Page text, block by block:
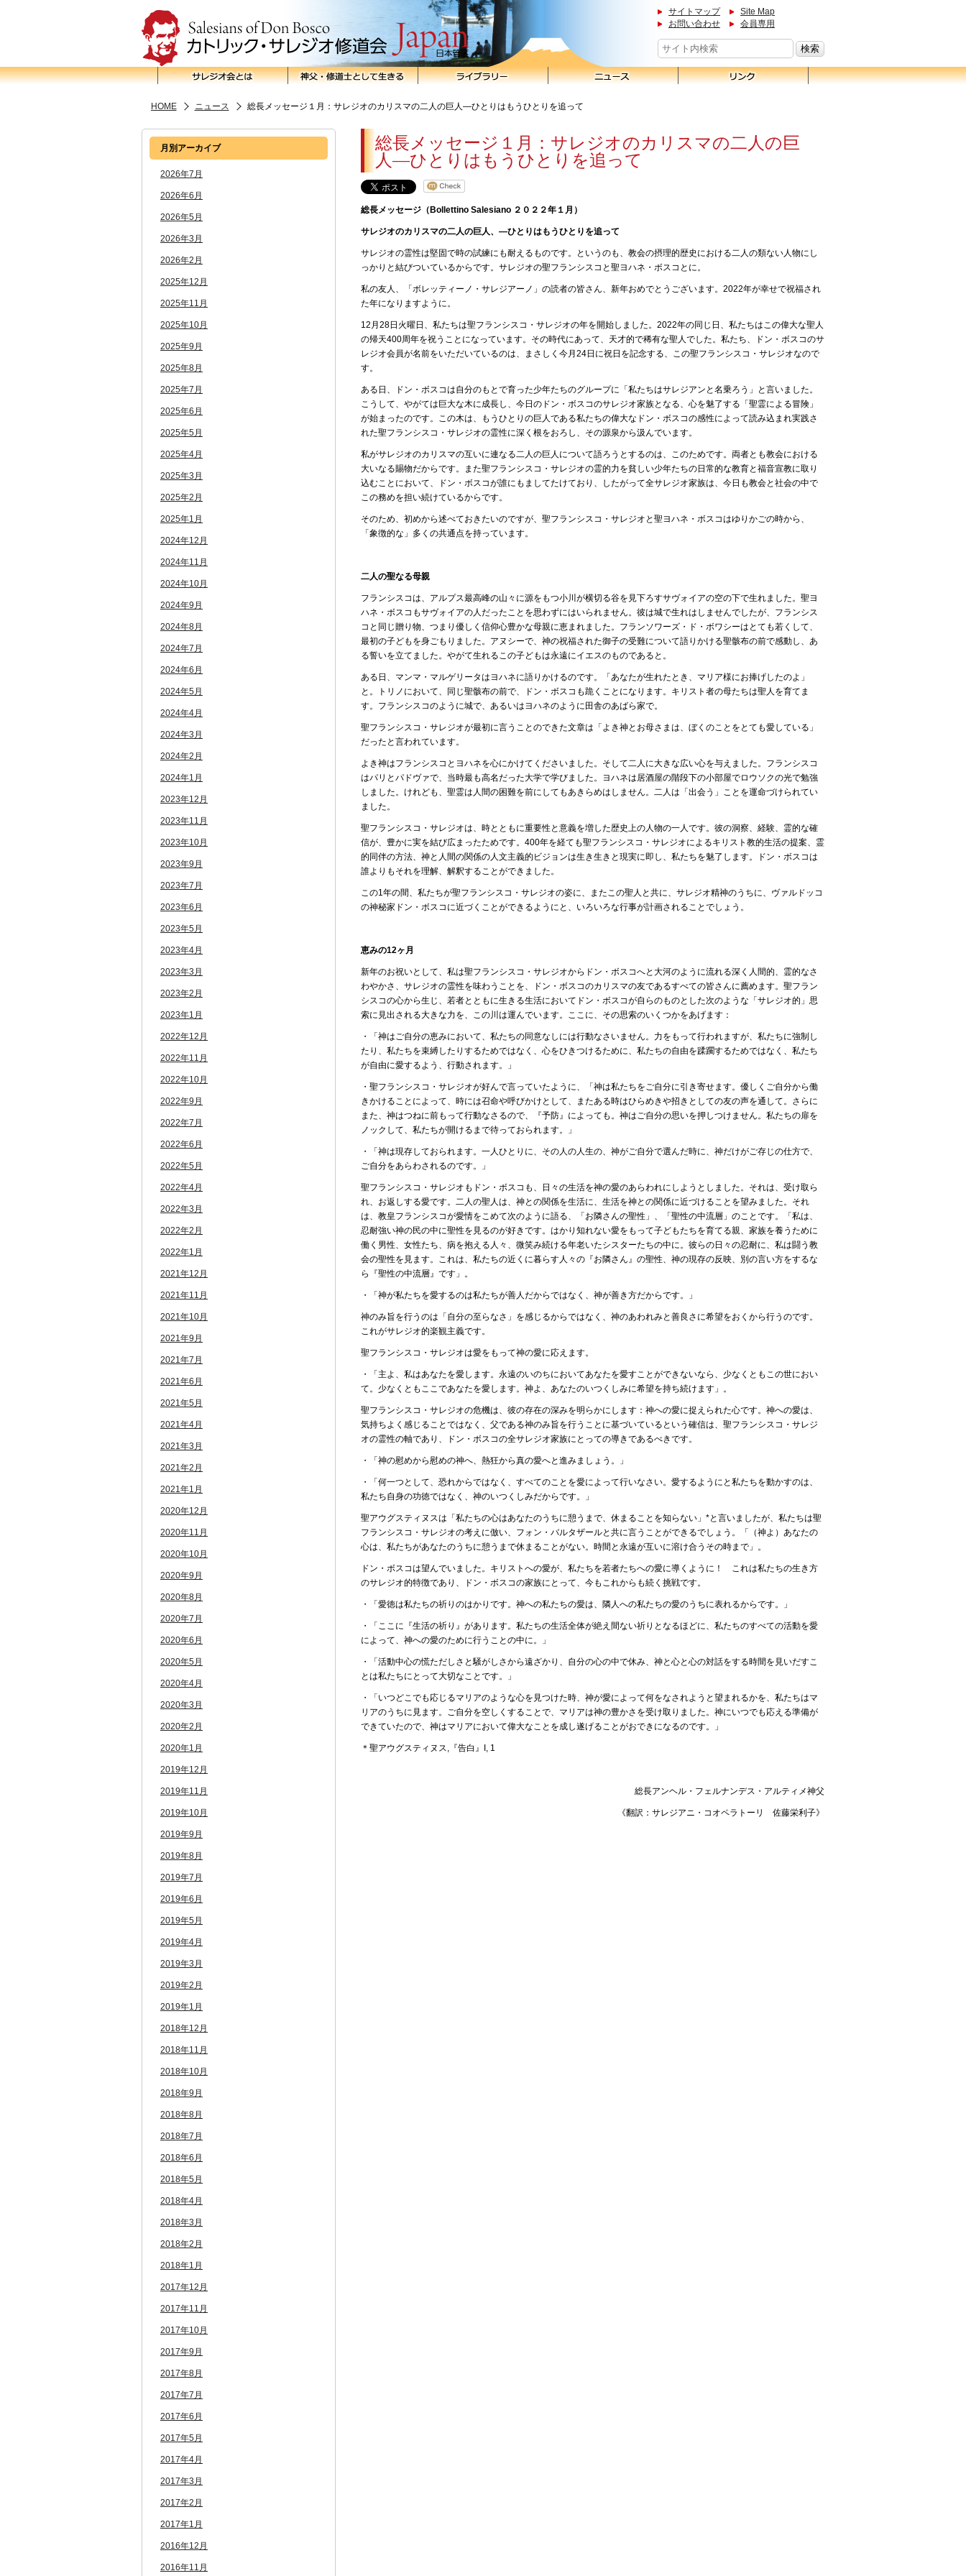
サイトマップ
Site Map
お問い合わせ
会員専用
HOME ニュース 総長メッセージ１月：サレジオのカリスマの二人の巨人―ひとりはもうひとりを追って
月別アーカイブ
2026年7月
2026年6月
2026年5月
2026年3月
2026年2月
2025年12月
2025年11月
2025年10月
2025年9月
2025年8月
2025年7月
2025年6月
2025年5月
2025年4月
2025年3月
2025年2月
2025年1月
2024年12月
2024年11月
2024年10月
2024年9月
2024年8月
2024年7月
2024年6月
2024年5月
2024年4月
2024年3月
2024年2月
2024年1月
2023年12月
2023年11月
2023年10月
2023年9月
2023年7月
2023年6月
2023年5月
2023年4月
2023年3月
2023年2月
2023年1月
2022年12月
2022年11月
2022年10月
2022年9月
2022年7月
2022年6月
2022年5月
2022年4月
2022年3月
2022年2月
2022年1月
2021年12月
2021年11月
2021年10月
2021年9月
2021年7月
2021年6月
2021年5月
2021年4月
2021年3月
2021年2月
2021年1月
2020年12月
2020年11月
2020年10月
2020年9月
2020年8月
2020年7月
2020年6月
2020年5月
2020年4月
2020年3月
2020年2月
2020年1月
2019年12月
2019年11月
2019年10月
2019年9月
2019年8月
2019年7月
2019年6月
2019年5月
2019年4月
2019年3月
2019年2月
2019年1月
2018年12月
2018年11月
2018年10月
2018年9月
2018年8月
2018年7月
2018年6月
2018年5月
2018年4月
2018年3月
2018年2月
2018年1月
2017年12月
2017年11月
2017年10月
2017年9月
2017年8月
2017年7月
2017年6月
2017年5月
2017年4月
2017年3月
2017年2月
2017年1月
2016年12月
2016年11月
総長メッセージ１月：サレジオのカリスマの二人の巨
人―ひとりはもうひとりを追って
総長メッセージ（ Bollettino Salesiano ２０２２年１月）
サレジオのカリスマの二人の巨人、 ―ひとりはもうひとりを追って
サレジオの霊性は堅固で時の試練にも耐えるものです。というのも、教会の摂理的歴史における二人の類ない人物にし
っかりと結びついているからです。サレジオの聖フランシスコと聖ヨハネ・ボスコとに。
私の友人、「ボレッティーノ・サレジアーノ」の読者の皆さん、新年おめでとうございます。2022年が幸せで祝福され
た年になりますように。
12月28日火曜日、私たちは聖フランシスコ・サレジオの年を開始しました。2022年の同じ日、私たちはこの偉大な聖人
の帰天400周年を祝うことになっています。その時代にあって、天才的で稀有な聖人でした。私たち、ドン・ボスコのサ
レジオ会員が名前をいただいているのは、まさしく今月24日に祝日を記念する、この聖フランシスコ・サレジオなので
す。
ある日、ドン・ボスコは自分のもとで育った少年たちのグループに「私たちはサレジアンと名乗ろう」と言いました。
こうして、やがては巨大な木に成長し、今日のドン・ボスコのサレジオ家族となる、心を魅了する「聖霊による冒険」
が始まったのです。この木は、もうひとりの巨人である私たちの偉大なドン・ボスコの感性によって読み込まれ実践さ
れた聖フランシスコ・サレジオの霊性に深く根をおろし、その源泉から汲んでいます。
私がサレジオのカリスマの互いに連なる二人の巨人について語ろうとするのは、このためです。両者とも教会における
大いなる賜物だからです。また聖フランシスコ・サレジオの霊的力を貧しい少年たちの日常的な教育と福音宣教に取り
込むことにおいて、ドン・ボスコが誰にもましてたけており、したがって全サレジオ家族は、今日も教会と社会の中で
この務めを担い続けているからです。
そのため、初めから述べておきたいのですが、聖フランシスコ・サレジオと聖ヨハネ・ボスコはゆりかごの時から、
「象徴的な」多くの共通点を持っています。
二人の聖なる母親
フランシスコは、アルプス最高峰の山々に源をもつ小川が横切る谷を見下ろすサヴォイアの空の下で生れました。聖ヨ
ハネ・ボスコもサヴォイアの人だったことを思わずにはいられません。彼は城で生れはしませんでしたが、フランシス
コと同じ贈り物、つまり優しく信仰心豊かな母親に恵まれました。フランソワーズ・ド・ボワシーはとても若くして、
最初の子どもを身ごもりました。アヌシーで、神の祝福された御子の受難について語りかける聖骸布の前で感動し、あ
る誓いを立てました。やがて生れるこの子どもは永遠にイエスのものであると。
ある日、マンマ・マルゲリータはヨハネに語りかけるのです。「あなたが生れたとき、マリア様にお捧げしたのよ」
と。トリノにおいて、同じ聖骸布の前で、ドン・ボスコも跪くことになります。キリスト者の母たちは聖人を育てま
す。フランシスコのように城で、あるいはヨハネのように田舎のあばら家で。
聖フランシスコ・サレジオが最初に言うことのできた文章は「よき神とお母さまは、ぼくのことをとても愛している」
だったと言われています。
よき神はフランシスコとヨハネを心にかけてくださいました。そして二人に大きな広い心を与えました。フランシスコ
はパリとパドヴァで、当時最も高名だった大学で学びました。ヨハネは居酒屋の階段下の小部屋でロウソクの光で勉強
しました。けれども、聖霊は人間の困難を前にしてもあきらめはしません。二人は「出会う」ことを運命づけられてい
ました。
聖フランシスコ・サレジオは、時とともに重要性と意義を増した歴史上の人物の一人です。彼の洞察、経験、霊的な確
信が、豊かに実を結び広まったためです。400年を経ても聖フランシスコ・サレジオによるキリスト教的生活の提案、霊
的同伴の方法、神と人間の関係の人文主義的ビジョンは生き生きと現実に即し、私たちを魅了します。ドン・ボスコは
誰よりもそれを理解、解釈することができました。
この1年の間、私たちが聖フランシスコ・サレジオの姿に、またこの聖人と共に、サレジオ精神のうちに、ヴァルドッコ
の神秘家ドン・ボスコに近づくことができるようにと、いろいろな行事が計画されることでしょう。
恵みの12ヶ月
新年のお祝いとして、私は聖フランシスコ・サレジオからドン・ボスコへと大河のように流れる深く人間的、霊的なさ
わやかさ、サレジオの霊性を味わうことを、ドン・ボスコのカリスマの友であるすべての皆さんに薦めます。聖フラン
シスコの心から生じ、若者とともに生きる生活においてドン・ボスコが自らのものとした次のような「サレジオ的」思
索に見出される大きな力を、この川は運んでいます。ここに、その思索のいくつかをあげます：
・「神はご自分の恵みにおいて、私たちの同意なしには行動なさいません。力をもって行われますが、私たちに強制し
たり、私たちを束縛したりするためではなく、心をひきつけるために、私たちの自由を蹂躙するためではなく、私たち
が自由に愛するよう、行動されます。」
・聖フランシスコ・サレジオが好んで言っていたように、「神は私たちをご自分に引き寄せます。優しくご自分から働
きかけることによって、時には召命や呼びかけとして、またある時はひらめきや招きとしての友の声を通して。さらに
また、神はつねに前もって行動なさるので、『予防』によっても。神はご自分の思いを押しつけません。私たちの扉を
ノックして、私たちが開けるまで待っておられます。」
・「神は現存しておられます。一人ひとりに、その人の人生の、神がご自分で選んだ時に、神だけがご存じの仕方で、
ご自分をあらわされるのです。」
聖フランシスコ・サレジオもドン・ボスコも、日々の生活を神の愛のあらわれにしようとしました。それは、受け取ら
れ、お返しする愛です。二人の聖人は、神との関係を生活に、生活を神との関係に近づけることを望みました。それ
は、教皇フランシスコが愛情をこめて次のように語る、「お隣さんの聖性」、「聖性の中流層」のことです。「私は、
忍耐強い神の民の中に聖性を見るのが好きです。はかり知れない愛をもって子どもたちを育てる親、家族を養うために
働く男性、女性たち、病を抱える人々、微笑み続ける年老いたシスターたちの中に。彼らの日々の忍耐に、私は闘う教
会の聖性を見ます。これは、私たちの近くに暮らす人々の『お隣さん』の聖性、神の現存の反映、別の言い方をするな
ら『聖性の中流層』です」。
・「神が私たちを愛するのは私たちが善人だからではなく、神が善き方だからです。」
神のみ旨を行うのは「自分の至らなさ」を感じるからではなく、神のあわれみと善良さに希望をおくから行うのです。
これがサレジオ的楽観主義です。
聖フランシスコ・サレジオは愛をもって神の愛に応えます。
・「主よ、私はあなたを愛します。永遠のいのちにおいてあなたを愛すことができないなら、少なくともこの世におい
て。少なくともここであなたを愛します。神よ、あなたのいつくしみに希望を持ち続けます」。
聖フランシスコ・サレジオの危機は、彼の存在の深みを明らかにします：神への愛に捉えられた心です。神への愛は、
気持ちよく感じることではなく、父である神のみ旨を行うことに基づいているという確信は、聖フランシスコ・サレジ
オの霊性の軸であり、ドン・ボスコの全サレジオ家族にとっての導きであるべきです。
・「神の慰めから慰めの神へ、熱狂から真の愛へと進みましょう。」
・「何一つとして、恐れからではなく、すべてのことを愛によって行いなさい。愛するようにと私たちを動かすのは、
私たち自身の功徳ではなく、神のいつくしみだからです。」
聖アウグスティヌスは「私たちの心はあなたのうちに憩うまで、休まることを知らない」*と言いましたが、私たちは聖
フランシスコ・サレジオの考えに倣い、フォン・バルタザールと共に言うことができるでしょう。「（神よ）あなたの
心は、私たちがあなたのうちに憩うまで休まることがない。時間と永遠が互いに溶け合うその時まで」。
ドン・ボスコは望んでいました。キリストへの愛が、私たちを若者たちへの愛に導くように！ これは私たちの生き方
のサレジオ的特徴であり、ドン・ボスコの家族にとって、今もこれからも続く挑戦です。
・「愛徳は私たちの祈りのはかりです。神への私たちの愛は、隣人への私たちの愛のうちに表れるからです。」
・「ここに『生活の祈り』があります。私たちの生活全体が絶え間ない祈りとなるほどに、私たちのすべての活動を愛
によって、神への愛のために行うことの中に。」
・「活動中心の慌ただしさと騒がしさから遠ざかり、自分の心の中で休み、神と心と心の対話をする時間を見いだすこ
とは私たちにとって大切なことです。」
・「いつどこでも応じるマリアのような心を見つけた時、神が愛によって何をなされようと望まれるかを、私たちはマ
リアのうちに見ます。ご自分を空しくすることで、マリアは神の豊かさを受け取りました。神にいつでも応える準備が
できていたので、神はマリアにおいて偉大なことを成し遂げることがおできになるのです。」
＊聖アウグスティヌス,『告白』I, 1
総長アンヘル・フェルナンデス・アルティメ神父
《翻訳：サレジアニ・コオペラトーリ 佐藤栄利子》